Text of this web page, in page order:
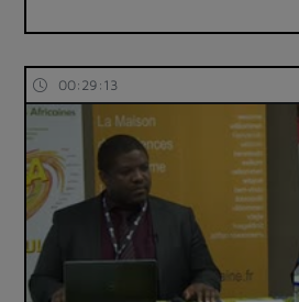
00:29:13